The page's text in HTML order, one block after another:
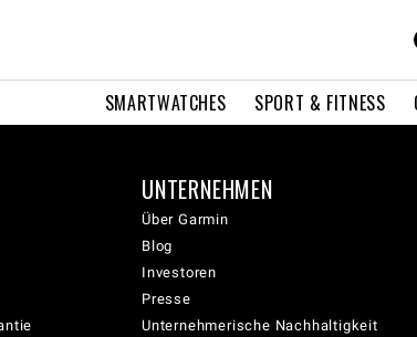
SMARTWATCHES SPORT & FITNESS
UNTERNEHMEN
Über Garmin
Blog
Investoren
Presse
Unternehmerische Nachhaltigkeit